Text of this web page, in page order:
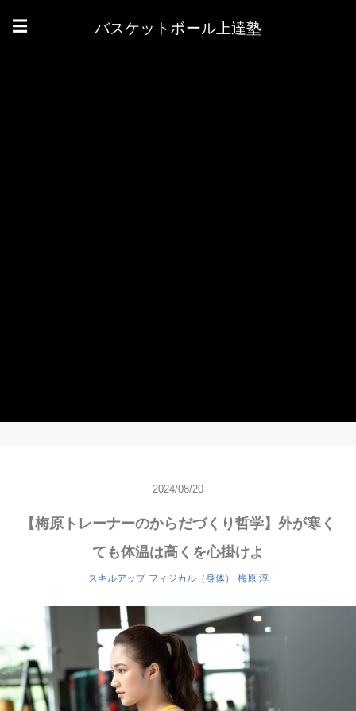
☰ バスケットボール上達塾
2024/08/20
【梅原トレーナーのからだづくり哲学】外が寒く
ても体温は高くを心掛けよ
スキルアップ フィジカル（身体） 梅原 淳